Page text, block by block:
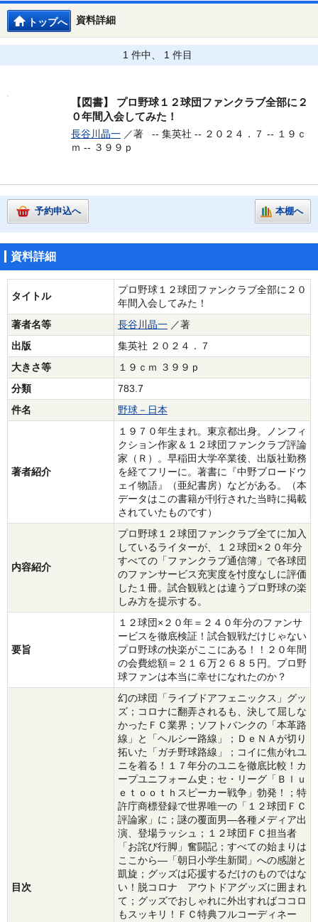
資料詳細
トップへ
1 件中、 1 件目
【図書】
プロ野球１２球団ファンクラブ全部に２
０年間入会してみた！
長谷川晶一 ／著 -- 集英社 -- ２０２４．７ -- １９ｃ
ｍ -- ３９９ｐ
予約申込へ 本棚へ
資料詳細
タイトル
プロ野球１２球団ファンクラブ全部に２０
年間入会してみた！
著者名等
長谷川晶一 ／著
出版
集英社 ２０２４．７
大きさ等
１９ｃｍ ３９９ｐ
分類
783.7
件名
野球－日本
著者紹介
１９７０年生まれ。東京都出身。ノンフィ
クション作家＆１２球団ファンクラブ評論
家（Ｒ）。早稲田大学卒業後、出版社勤務
を経てフリーに。著書に『中野ブロードウ
ェイ物語』（亜紀書房）などがある。（本
データはこの書籍が刊行された当時に掲載
されていたものです）
内容紹介
プロ野球１２球団ファンクラブ全てに加入
しているライターが、１２球団×２０年分
すべての「ファンクラブ通信簿」で各球団
のファンサービス充実度を忖度なしに評価
した１冊。試合観戦とは違うプロ野球の楽
しみ方を提示する。
要旨
１２球団×２０年＝２４０年分のファンサ
ービスを徹底検証！試合観戦だけじゃない
プロ野球の快楽がここにある！！２０年間
の会費総額＝２１６万２６８５円。プロ野
球ファンは本当に幸せになれたのか？
目次
幻の球団「ライブドアフェニックス」グッ
ズ；コロナに翻弄されるも、決して屈しな
かったＦＣ業界；ソフトバンクの「本革路
線」と「ヘルシー路線」；ＤｅＮＡが切り
拓いた「ガチ野球路線」；コイに焦がれユ
ニを着る！１７年分のユニを徹底比較！カ
ープユニフォーム史；セ・リーグ「Ｂｌｕ
ｅｔｏｏｔｈスピーカー戦争」勃発！；特
許庁商標登録で世界唯一の「１２球団ＦＣ
評論家」に；謎の覆面男―各種メディア出
演、登場ラッシュ；１２球団ＦＣ担当者
「お詫び行脚」奮闘記；すべての始まりは
ここから―「朝日小学生新聞」への感謝と
凱旋；グッズは応援するだけのものではな
い！脱コロナ アウトドアグッズに囲まれ
て；グッズでおしゃれに外出すればココロ
もスッキリ！ＦＣ特典フルコーディネー